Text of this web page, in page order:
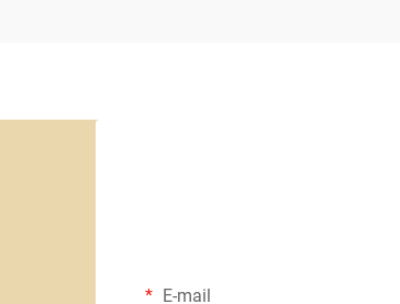
E-mail